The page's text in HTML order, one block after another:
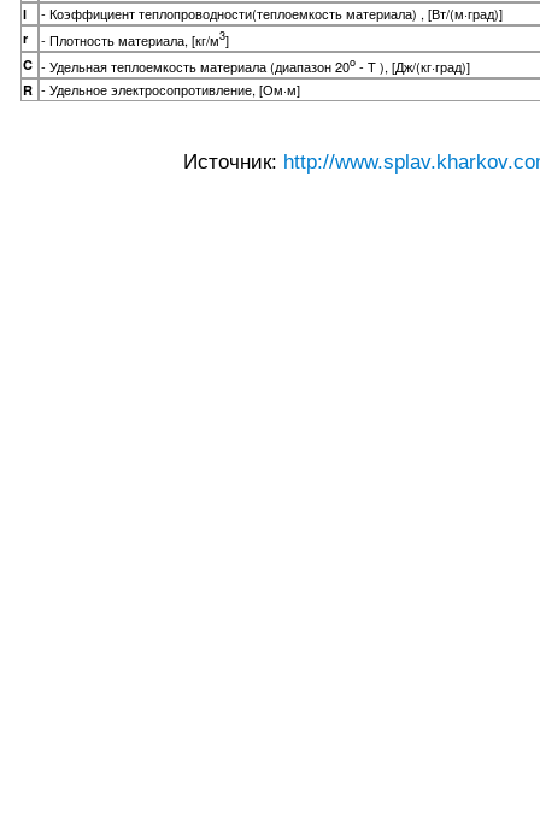
l - Коэффициент теплопроводности(теплоемкость материала) , [Вт/(м·град)]
r - Плотность материала, [кг/м3]
C - Удельная теплоемкость материала (диапазон 20o - T ), [Дж/(кг·град)]
R - Удельное электросопротивление, [Ом·м]
Источник: http://